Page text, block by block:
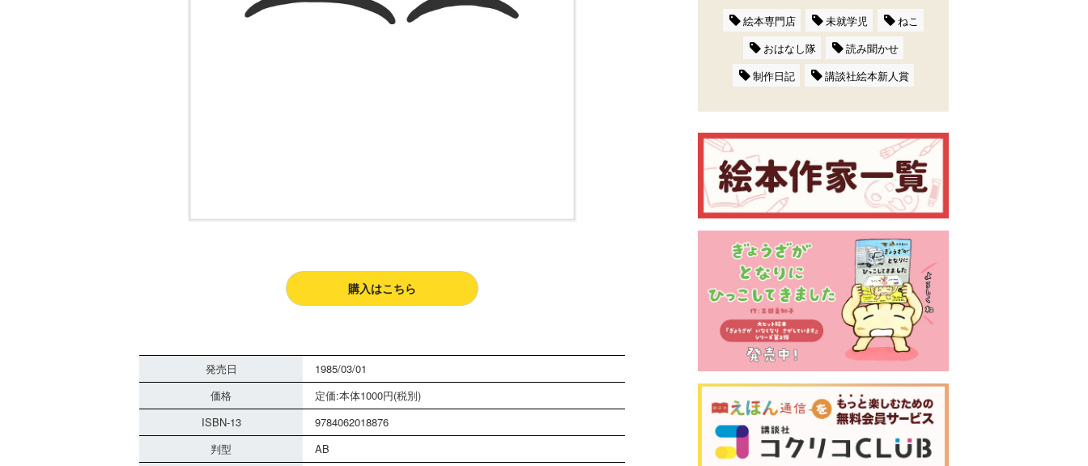
購入はこちら
発売日
1985/03/01
価格
定価:本体1000円(税別)
ISBN-13
9784062018876
判型
AB
絵本専門店 未就学児
ねこ
おはなし隊
読み聞かせ
制作日記
講談社絵本新人賞